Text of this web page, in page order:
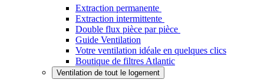
Extraction permanente
Extraction intermittente
Double flux pièce par pièce
Guide Ventilation
Votre ventilation idéale en quelques clics
Boutique de filtres Atlantic
Ventilation de tout le logement